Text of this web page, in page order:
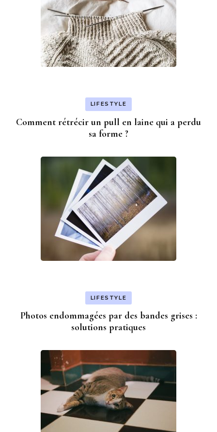
LIFESTYLE
Comment rétrécir un pull en laine qui a perdu
sa forme ?
LIFESTYLE
Photos endommagées par des bandes grises :
solutions pratiques